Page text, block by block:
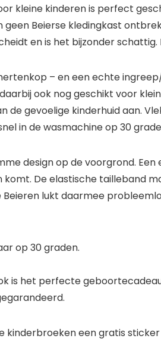
kleine kinderen is perfect
geen Beierse kledingkast
en is het bijzonder
– en een echte
ook nog geschikt voor
de gevoelige kinderhuid aan.
in de wasmachine op 30
design op de voorgrond.
komt. De elastische tailleband
Beieren lukt daarmee
op 30 graden.
is het perfecte
kinderbroeken een gratis